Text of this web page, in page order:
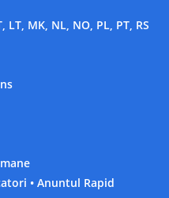
LT, MK, NL, NO, PL, PT, RS
• Anuntul Rapid